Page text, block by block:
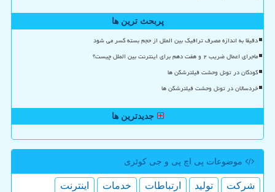
پربحث ترین ها
دقیقا به اندازه مصرف ترافیک بین الملل از حجم بسته کسر می شود
ماجرای اعمال ضریب ۲ و هفت دهم برای اینترنت بین الملل چیست؟
کودکان در تونل وحشت فیلترشکن ها
خردسالان در تونل وحشت فیلترشکن ها
جدیدترین ها
موضوعات پی اچ پی و جی كوئری
شركت تولید ارتباطات خدمات
اینترنت